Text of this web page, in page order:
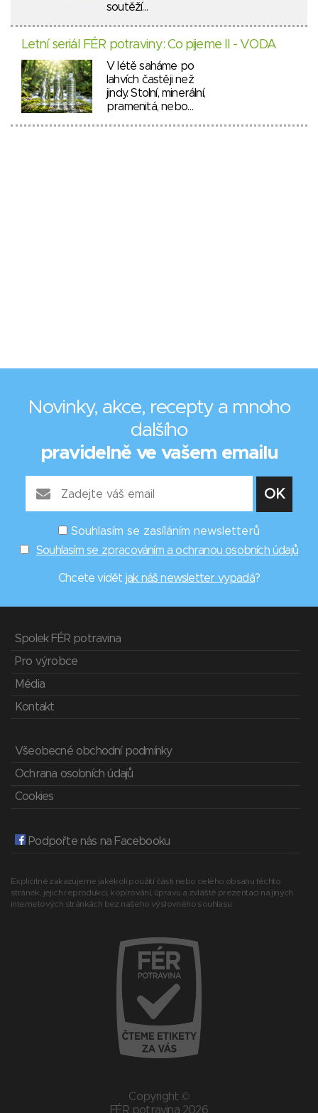
soutěží…
Letní seriál FÉR potraviny: Co pijeme II - VODA
V létě saháme po
lahvích častěji než
jindy. Stolní, minerální,
pramenitá, nebo…
Novinky, akce, recepty a mnoho
dalšího
pravidelně ve vašem emailu
Souhlasím se zasíláním newsletterů
Souhlasím se zpracováním a ochranou osobních údajů
Chcete vidět jak náš newsletter vypadá?
Spolek FÉR potravina
Pro výrobce
Média
Kontakt
Všeobecné obchodní podmínky
Ochrana osobních údajů
Cookies
Podpořte nás na Facebooku
Explicitně zakazujeme jakékoli použití části nebo celého obsahu těchto
stránek, jejich reprodukci, kopírování, úpravu a zvláště prezentaci na jiných
internetových stránkách bez našeho výslovného souhlasu.
Copyright ©
FÉR potravina 2026